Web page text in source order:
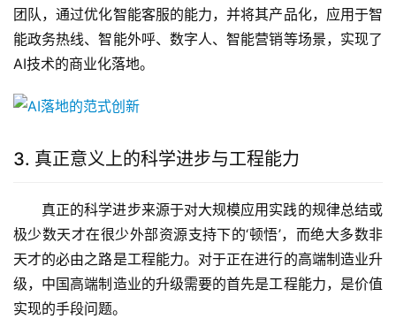
团队，通过优化智能客服的能力，并将其产品化，应用于智
能政务热线、智能外呼、数字人、智能营销等场景，实现了
AI技术的商业化落地。
3. 真正意义上的科学进步与工程能力
真正的科学进步来源于对大规模应用实践的规律总结或
极少数天才在很少外部资源支持下的‘顿悟’，而绝大多数非
天才的必由之路是工程能力。对于正在进行的高端制造业升
级，中国高端制造业的升级需要的首先是工程能力，是价值
实现的手段问题。